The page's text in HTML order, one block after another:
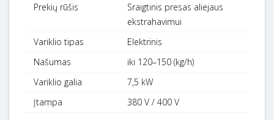
Prekių rūšis
Sraigtinis presas aliejaus
ekstrahavimui
Variklio tipas
Elektrinis
Našumas
iki 120–150 (kg/h)
Variklio galia
7,5 kW
Įtampa
380 V / 400 V